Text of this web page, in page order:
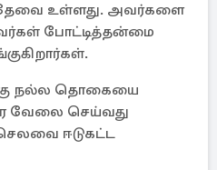
உள்ளது. அவர்களை
போட்டித்தன்மை
நல்ல தொகையை
வேலை செய்வது
ஈடுகட்ட